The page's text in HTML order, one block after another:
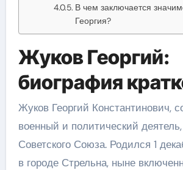
В чем заключается
Георгия?
Жуков Георгий:
биография
Жуков Георгий Константинович,
военный и политический
Советского Союза. Родился 1
в городе Стрельна, ныне